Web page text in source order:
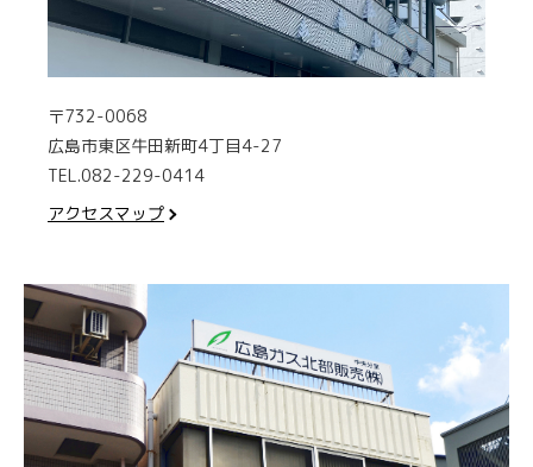
〒732-0068
広島市東区牛田新町4丁目4-27
TEL.082-229-0414
アクセスマップ